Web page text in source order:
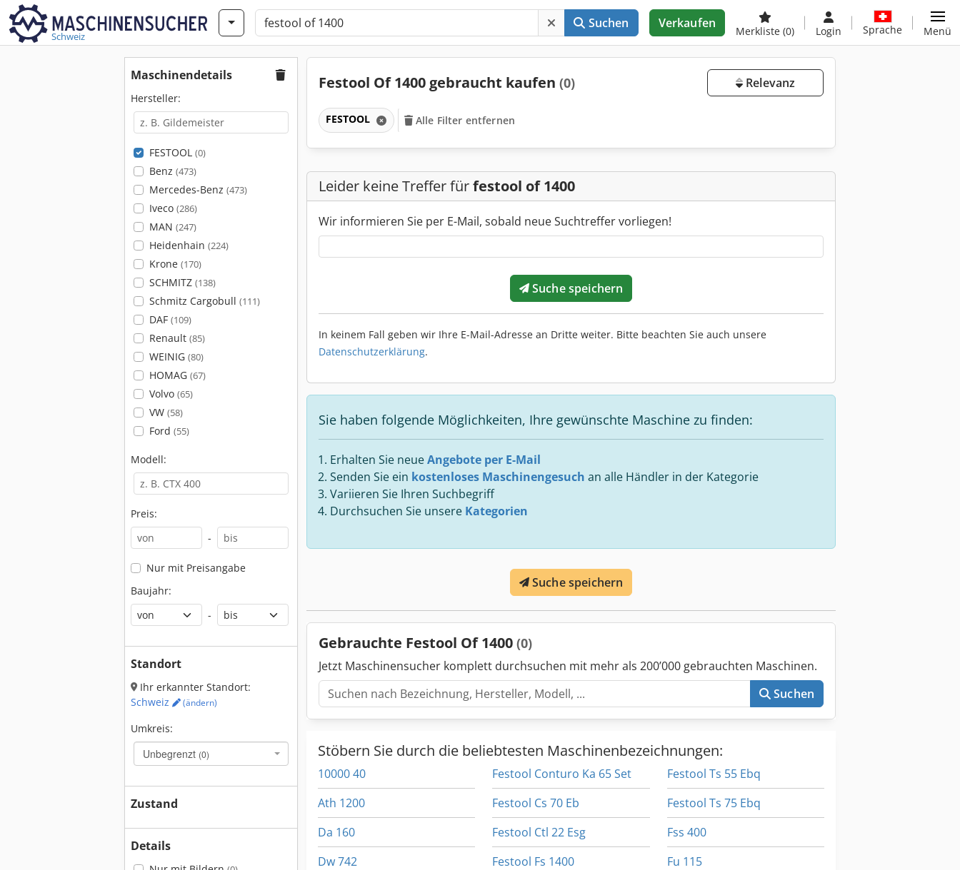
Schweiz
Suchen Verkaufen
Merkliste (0) Login Sprache Menü
Maschinendetails
Hersteller:
FESTOOL (0)
Benz (473)
Mercedes-Benz (473)
Iveco (286)
MAN (247)
Heidenhain (224)
Krone (170)
SCHMITZ (138)
Schmitz Cargobull (111)
DAF (109)
Renault (85)
WEINIG (80)
HOMAG (67)
Volvo (65)
VW (58)
Ford (55)
Modell:
Preis:
-
Nur mit Preisangabe
Baujahr:
-
Standort
Ihr erkannter Standort:
Schweiz
(ändern)
Umkreis:
Unbegrenzt (0)
Zustand
Details
Festool Of 1400 gebraucht kaufen (0) Relevanz
FESTOOL Alle Filter entfernen
Leider keine Treffer fürfestool of 1400
Wir informieren Sie per E-Mail, sobald neue Suchtreffer vorliegen!
Suche speichern
In keinem Fall geben wir Ihre E-Mail-Adresse an Dritte weiter. Bitte beachten Sie auch unsere
Datenschutzerklärung.
Sie haben folgende Möglichkeiten, Ihre gewünschte Maschine zu finden:
Erhalten Sie neueAngebote per E-Mail
Senden Sie ein kostenloses Maschinengesuch an alle Händler in der Kategorie
Variieren Sie Ihren Suchbegriff
Durchsuchen Sie unsere Kategorien
Suche speichern
Gebrauchte Festool Of 1400 (0)
Jetzt Maschinensucher komplett durchsuchen mit mehr als 200’000 gebrauchten Maschinen.
Suchen
Stöbern Sie durch die beliebtesten Maschinenbezeichnungen:
10000 40
Ath 1200
Da 160
Dw 742
Festool Conturo Ka 65 Set
Festool Cs 70 Eb
Festool Ctl 22 Esg
Festool Fs 1400
Festool Ts 55 Ebq
Festool Ts 75 Ebq
Fss 400
Fu 115